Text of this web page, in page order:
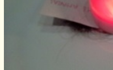
Hechizos de amor